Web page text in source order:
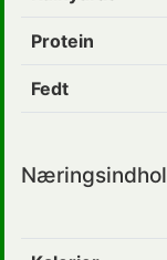
Protein
Fedt